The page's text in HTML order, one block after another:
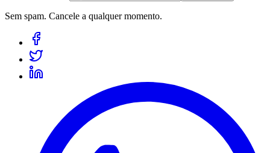
Sem spam. Cancele a qualquer momento.